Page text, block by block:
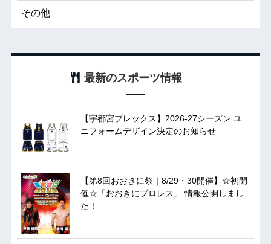
その他
最新のスポーツ情報
【宇都宮ブレックス】2026-27シーズン ユ
ニフォームデザイン決定のお知らせ
【第8回おおきに祭｜8/29・30開催】☆初開
催☆「おおきにプロレス」 情報公開しまし
た！